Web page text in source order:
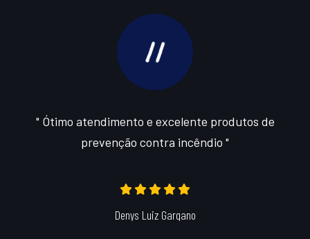
" Ótimo atendimento e excelente produtos de
prevenção contra incêndio "
Denys Luiz Gargano